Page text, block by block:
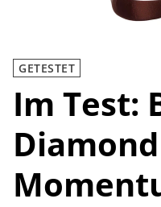
GETESTET
Im Test:
Diamond